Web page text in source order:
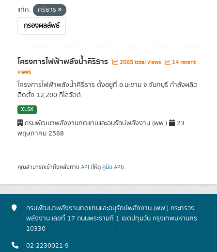
แท็ค:
คิรีธาร
กรองผลลัพธ์
โครงการไฟฟ้าพลังน้ำคิรีธาร 2065 total views
14 recent
views
โครงการไฟฟ้าพลังน้ำคิรีธาร ตั้งอยู่ที่ อ.มะขาม จ.จันทบุรี กำลังผลิต
ติดตั้ง 12,200 กิโลวัตต์
XLSX
กรมพัฒนาพลังงานทดแทนและอนุรักษ์พลังงาน (พพ.)
23
พฤษภาคม 2568
คุณสามารถเข้าถึงคลังทาง API (ให้ดู คู่มือ API).
กรมพัฒนาพลังงานทดแทนและอนุรักษ์พลังงาน (พพ.) กระทรวง
พลังงาน เลขที่ 17 ถนนพระรามที่ 1 เขตปทุมวัน กรุงเทพมหานคร
10330
02-2230021-9